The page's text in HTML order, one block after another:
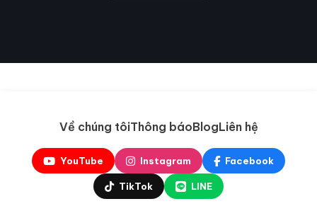
Về chúng tôiThông báoBlogLiên hệ
YouTube Instagram Facebook
TikTok LINE